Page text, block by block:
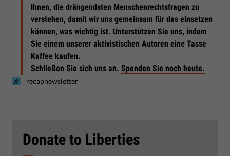
Ihnen, die drängendsten Menschenrechtsfragen zu
verstehen, damit wir uns gemeinsam für das einsetzen
können, was wichtig ist. Unterstützen Sie uns, indem
Sie einem unserer aktivistischen Autoren eine Tasse
Kaffee kaufen.
Schließen Sie sich uns an. Spenden Sie noch heute.
recapnewsletter
Donate to Liberties